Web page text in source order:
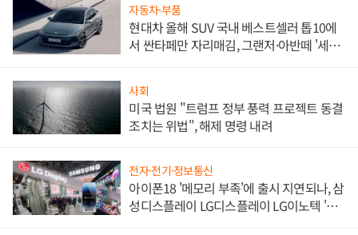
자동차·부품
현대차 올해 SUV 국내 베스트셀러 톱10에
서 싼타페만 자리매김, 그랜저·아반떼 '세단
사회
미국 법원 "트럼프 정부 풍력 프로젝트 동결
조치는 위법", 해제 명령 내려
전자·전기·정보통신
아이폰18 '메모리 부족'에 출시 지연되나, 삼
성디스플레이 LG디스플레이 LG이노텍 '탈